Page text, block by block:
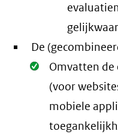
De
Oké.
Omvatten de
(voor
mobiele